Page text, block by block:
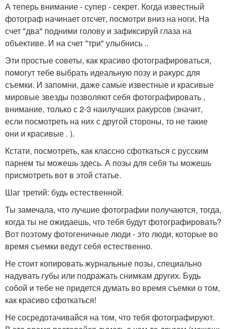
А теперь внимание - супер - секрет. Когда известный
фотограф начинает отсчет, посмотри вниз на ноги. На
счет "два" подними голову и зафиксируй глаза на
объективе. И на счет "три" улыбнись ..
Эти простые советы, как красиво фотографироваться,
помогут тебе выбрать идеальную позу и ракурс для
съемки. И запомни, даже самые известные и красивые
мировые звезды позволяют себя фотографировать ,
внимание, только с 2-3 наилучших ракурсов (значит,
если посмотреть на них с другой стороны, то не такие
они и красивые . ).
Кстати, посмотреть, как классно сфоткаться с русским
парнем ты можешь здесь. А позы для себя ты можешь
присмотреть вот в этой статье.
Шаг третий: будь естественной.
Ты замечала, что лучшие фотографии получаются, тогда,
когда ты не ожидаешь, что тебя будут фотографировать?
Вот поэтому фотогеничные люди - это люди, которые во
время съемки ведут себя естественно.
Не стоит копировать журнальные позы, специально
надувать губы или подражать снимкам других. Будь
собой и тебе не придется думать во время съемки о том,
как красиво сфоткаться!
Не сосредотачивайся на том, что тебя фотографируют.